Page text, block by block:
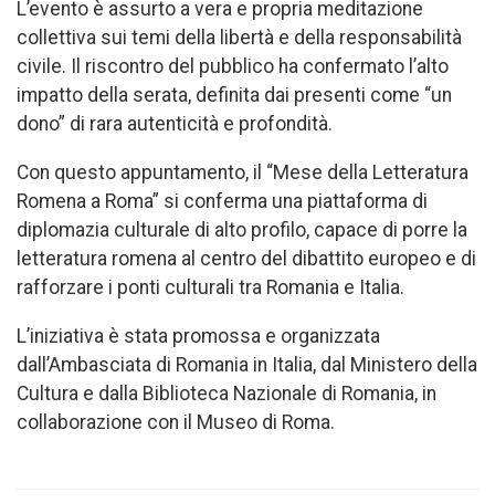
L’evento è assurto a vera e propria meditazione
collettiva sui temi della libertà e della responsabilità
civile. Il riscontro del pubblico ha confermato l’alto
impatto della serata, definita dai presenti come “un
dono” di rara autenticità e profondità.
Con questo appuntamento, il “Mese della Letteratura
Romena a Roma” si conferma una piattaforma di
diplomazia culturale di alto profilo, capace di porre la
letteratura romena al centro del dibattito europeo e di
rafforzare i ponti culturali tra Romania e Italia.
L’iniziativa è stata promossa e organizzata
dall’Ambasciata di Romania in Italia, dal Ministero della
Cultura e dalla Biblioteca Nazionale di Romania, in
collaborazione con il Museo di Roma.